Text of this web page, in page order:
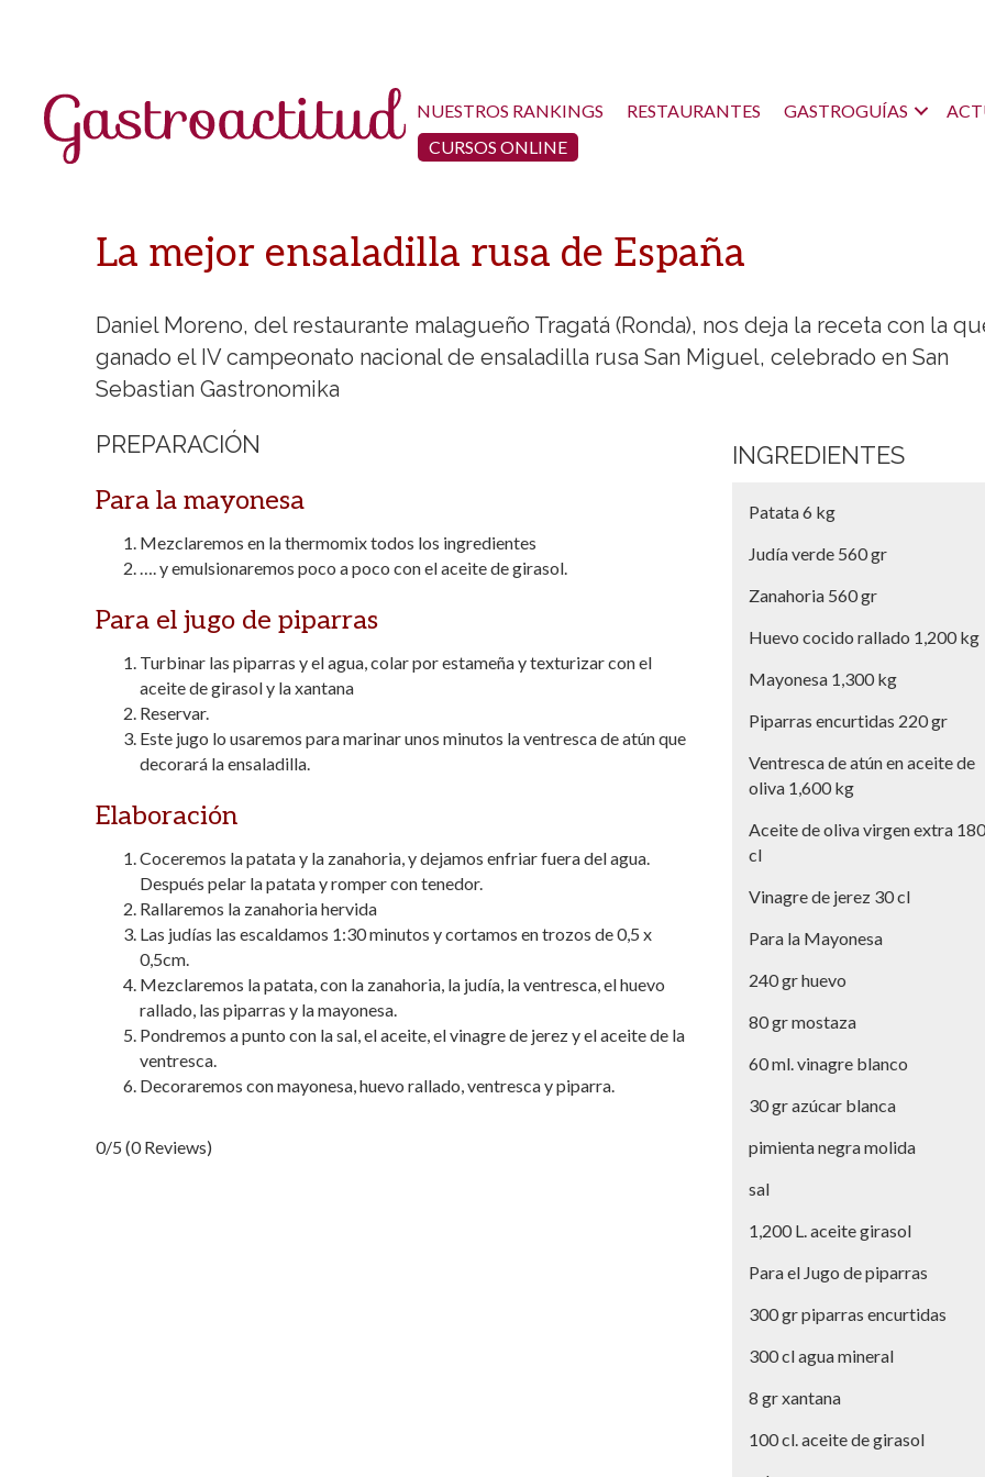
NUESTROS RANKINGS RESTAURANTES GASTROGUÍAS
CURSOS ONLINE
La mejor ensaladilla rusa de España
Daniel Moreno, del restaurante malagueño Tragatá (Ronda), nos deja la receta con la
ganado el IV campeonato nacional de ensaladilla rusa San Miguel, celebrado en San
Sebastian Gastronomika
INGREDIENTES
Patata 6 kg
Judía verde 560 gr
Zanahoria 560 gr
Huevo cocido rallado 1,200 kg
Mayonesa 1,300 kg
Piparras encurtidas 220 gr
Ventresca de atún en aceite de
oliva 1,600 kg
Aceite de oliva virgen extra 180
cl
Vinagre de jerez 30 cl
Para la Mayonesa
240 gr huevo
80 gr mostaza
60 ml. vinagre blanco
30 gr azúcar blanca
pimienta negra molida
sal
1,200 L. aceite girasol
Para el Jugo de piparras
300 gr piparras encurtidas
300 cl agua mineral
8 gr xantana
100 cl. aceite de girasol
PREPARACIÓN
Para la mayonesa
Mezclaremos en la thermomix todos los ingredientes
…. y emulsionaremos poco a poco con el aceite de girasol.
Para el jugo de piparras
Turbinar las piparras y el agua, colar por estameña y texturizar con el
aceite de girasol y la xantana
Reservar.
Este jugo lo usaremos para marinar unos minutos la ventresca de atún que
decorará la ensaladilla.
Elaboración
Coceremos la patata y la zanahoria, y dejamos enfriar fuera del agua.
Después pelar la patata y romper con tenedor.
Rallaremos la zanahoria hervida
Las judías las escaldamos 1:30 minutos y cortamos en trozos de 0,5 x
0,5cm.
Mezclaremos la patata, con la zanahoria, la judía, la ventresca, el huevo
rallado, las piparras y la mayonesa.
Pondremos a punto con la sal, el aceite, el vinagre de jerez y el aceite de la
ventresca.
Decoraremos con mayonesa, huevo rallado, ventresca y piparra.
0/5 (0 Reviews)